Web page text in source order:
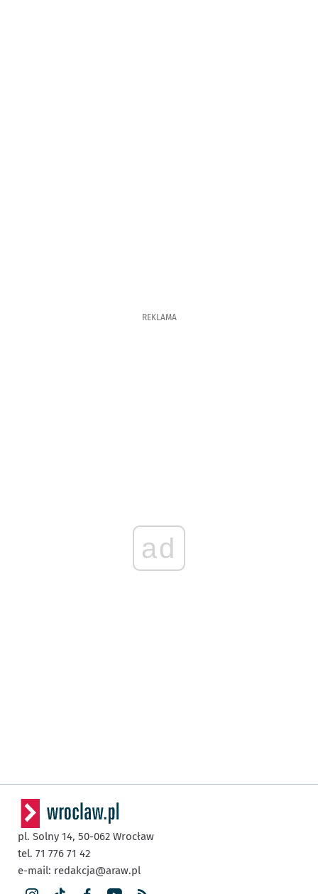
REKLAMA
ad
pl. Solny 14, 50-062 Wrocław
tel. 71 776 71 42
e-mail: redakcja@araw.pl